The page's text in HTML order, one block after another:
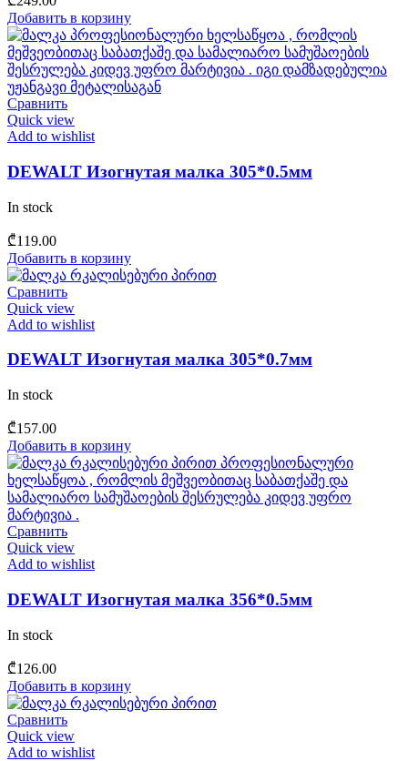
Добавить в корзину
Сравнить
Quick view
Add to wishlist
DEWALT Изогнутая малка 305*0.5мм
In stock
₾119.00
Добавить в корзину
Сравнить
Quick view
Add to wishlist
DEWALT Изогнутая малка 305*0.7мм
In stock
₾157.00
Добавить в корзину
Сравнить
Quick view
Add to wishlist
DEWALT Изогнутая малка 356*0.5мм
In stock
₾126.00
Добавить в корзину
Сравнить
Quick view
Add to wishlist